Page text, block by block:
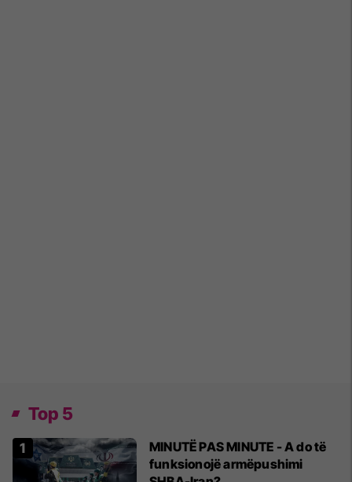
Top 5
MINUTË PAS MINUTE - A do të
funksionojë armëpushimi